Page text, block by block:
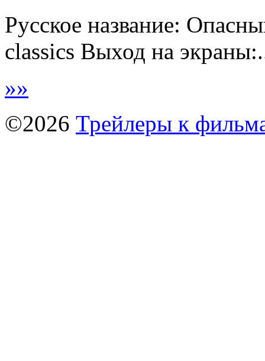
Русское название:
classics Выход на
»»
©2026 Трейлеры к